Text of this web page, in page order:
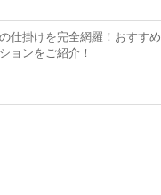
仕掛けを完全網羅！おすすめ
ョンをご紹介！